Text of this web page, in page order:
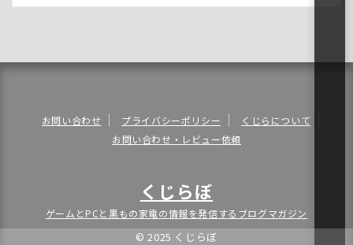
お問い合わせ プライバシーポリシー
くじらについて
お問い合わせ・レビュー依頼
くじらぼ
ゲームとPCと黒もの家電の情報を発信するブログマガジン
© 2025 くじらぼ